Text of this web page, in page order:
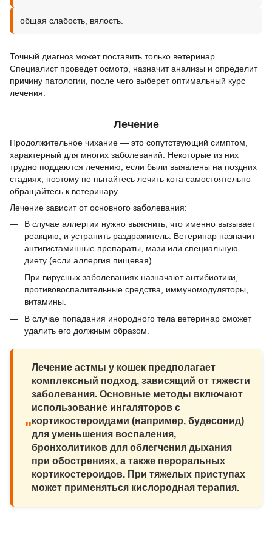
общая слабость, вялость.
Точный диагноз может поставить только ветеринар.
Специалист проведет осмотр, назначит анализы и определит
причину патологии, после чего выберет оптимальный курс
лечения.
Лечение
Продолжительное чихание — это сопутствующий симптом,
характерный для многих заболеваний. Некоторые из них
трудно поддаются лечению, если были выявлены на поздних
стадиях, поэтому не пытайтесь лечить кота самостоятельно —
обращайтесь к ветеринару.
Лечение зависит от основного заболевания:
В случае аллергии нужно выяснить, что именно вызывает
реакцию, и устранить раздражитель. Ветеринар назначит
антигистаминные препараты, мази или специальную
диету (если аллергия пищевая).
При вирусных заболеваниях назначают антибиотики,
противовоспалительные средства, иммуномодуляторы,
витамины.
В случае попадания инородного тела ветеринар сможет
удалить его должным образом.
"
Лечение астмы у кошек предполагает
комплексный подход, зависящий от тяжести
заболевания. Основные методы включают
использование ингаляторов с
кортикостероидами (например, будесонид)
для уменьшения воспаления,
бронхолитиков для облегчения дыхания
при обострениях, а также пероральных
кортикостероидов. При тяжелых приступах
может применяться кислородная терапия.